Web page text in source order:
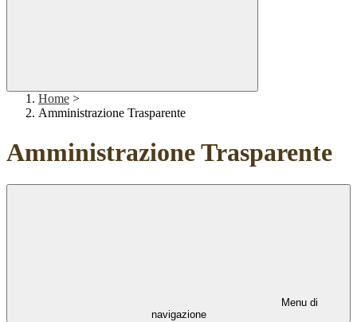
Home >
Amministrazione Trasparente
Amministrazione Trasparente
Menu di
navigazione